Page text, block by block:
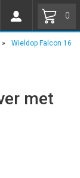
0
»
Wieldop Falcon 16
met